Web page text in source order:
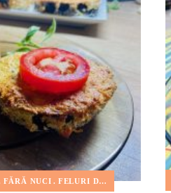
FĂRĂ NUCI FELURI DE MÂNCARE